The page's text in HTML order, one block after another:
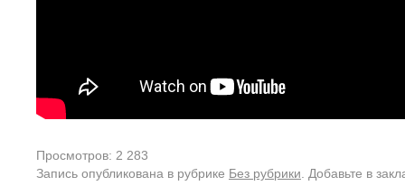
Просмотров: 2 283
Запись опубликована в рубрике Без рубрики . Добавьте в